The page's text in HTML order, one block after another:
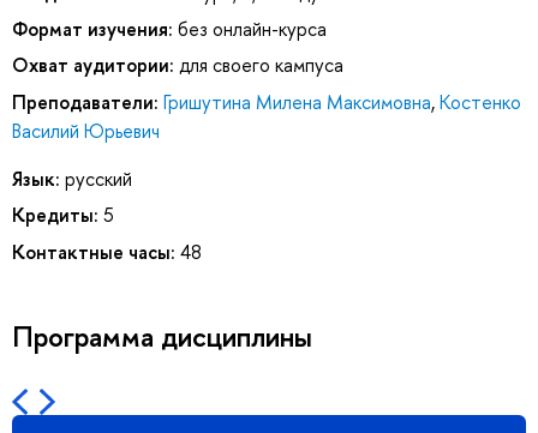
Формат изучения: без онлайн-курса
Охват аудитории: для своего кампуса
Преподаватели: Гришутина Милена Максимовна,Костенко
Василий Юрьевич
Язык: русский
Кредиты: 5
Контактные часы: 48
Программа дисциплины